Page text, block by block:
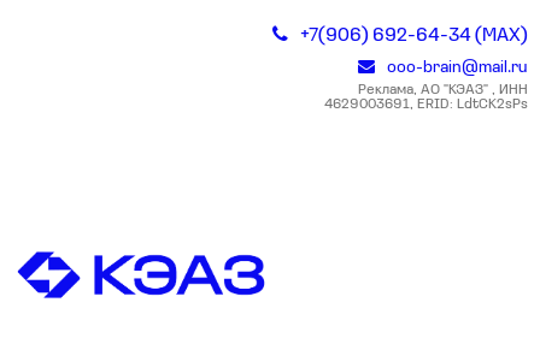
+7(906) 692-64-34 (MAX)
ooo-brain@mail.ru
Реклама, АО "КЭАЗ" , ИНН
4629003691, ERID: LdtCK2sPs